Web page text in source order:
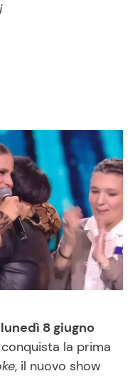
e Ricette
di Cucina
Ricette in TV
8 giugno
la prima
, il nuovo show